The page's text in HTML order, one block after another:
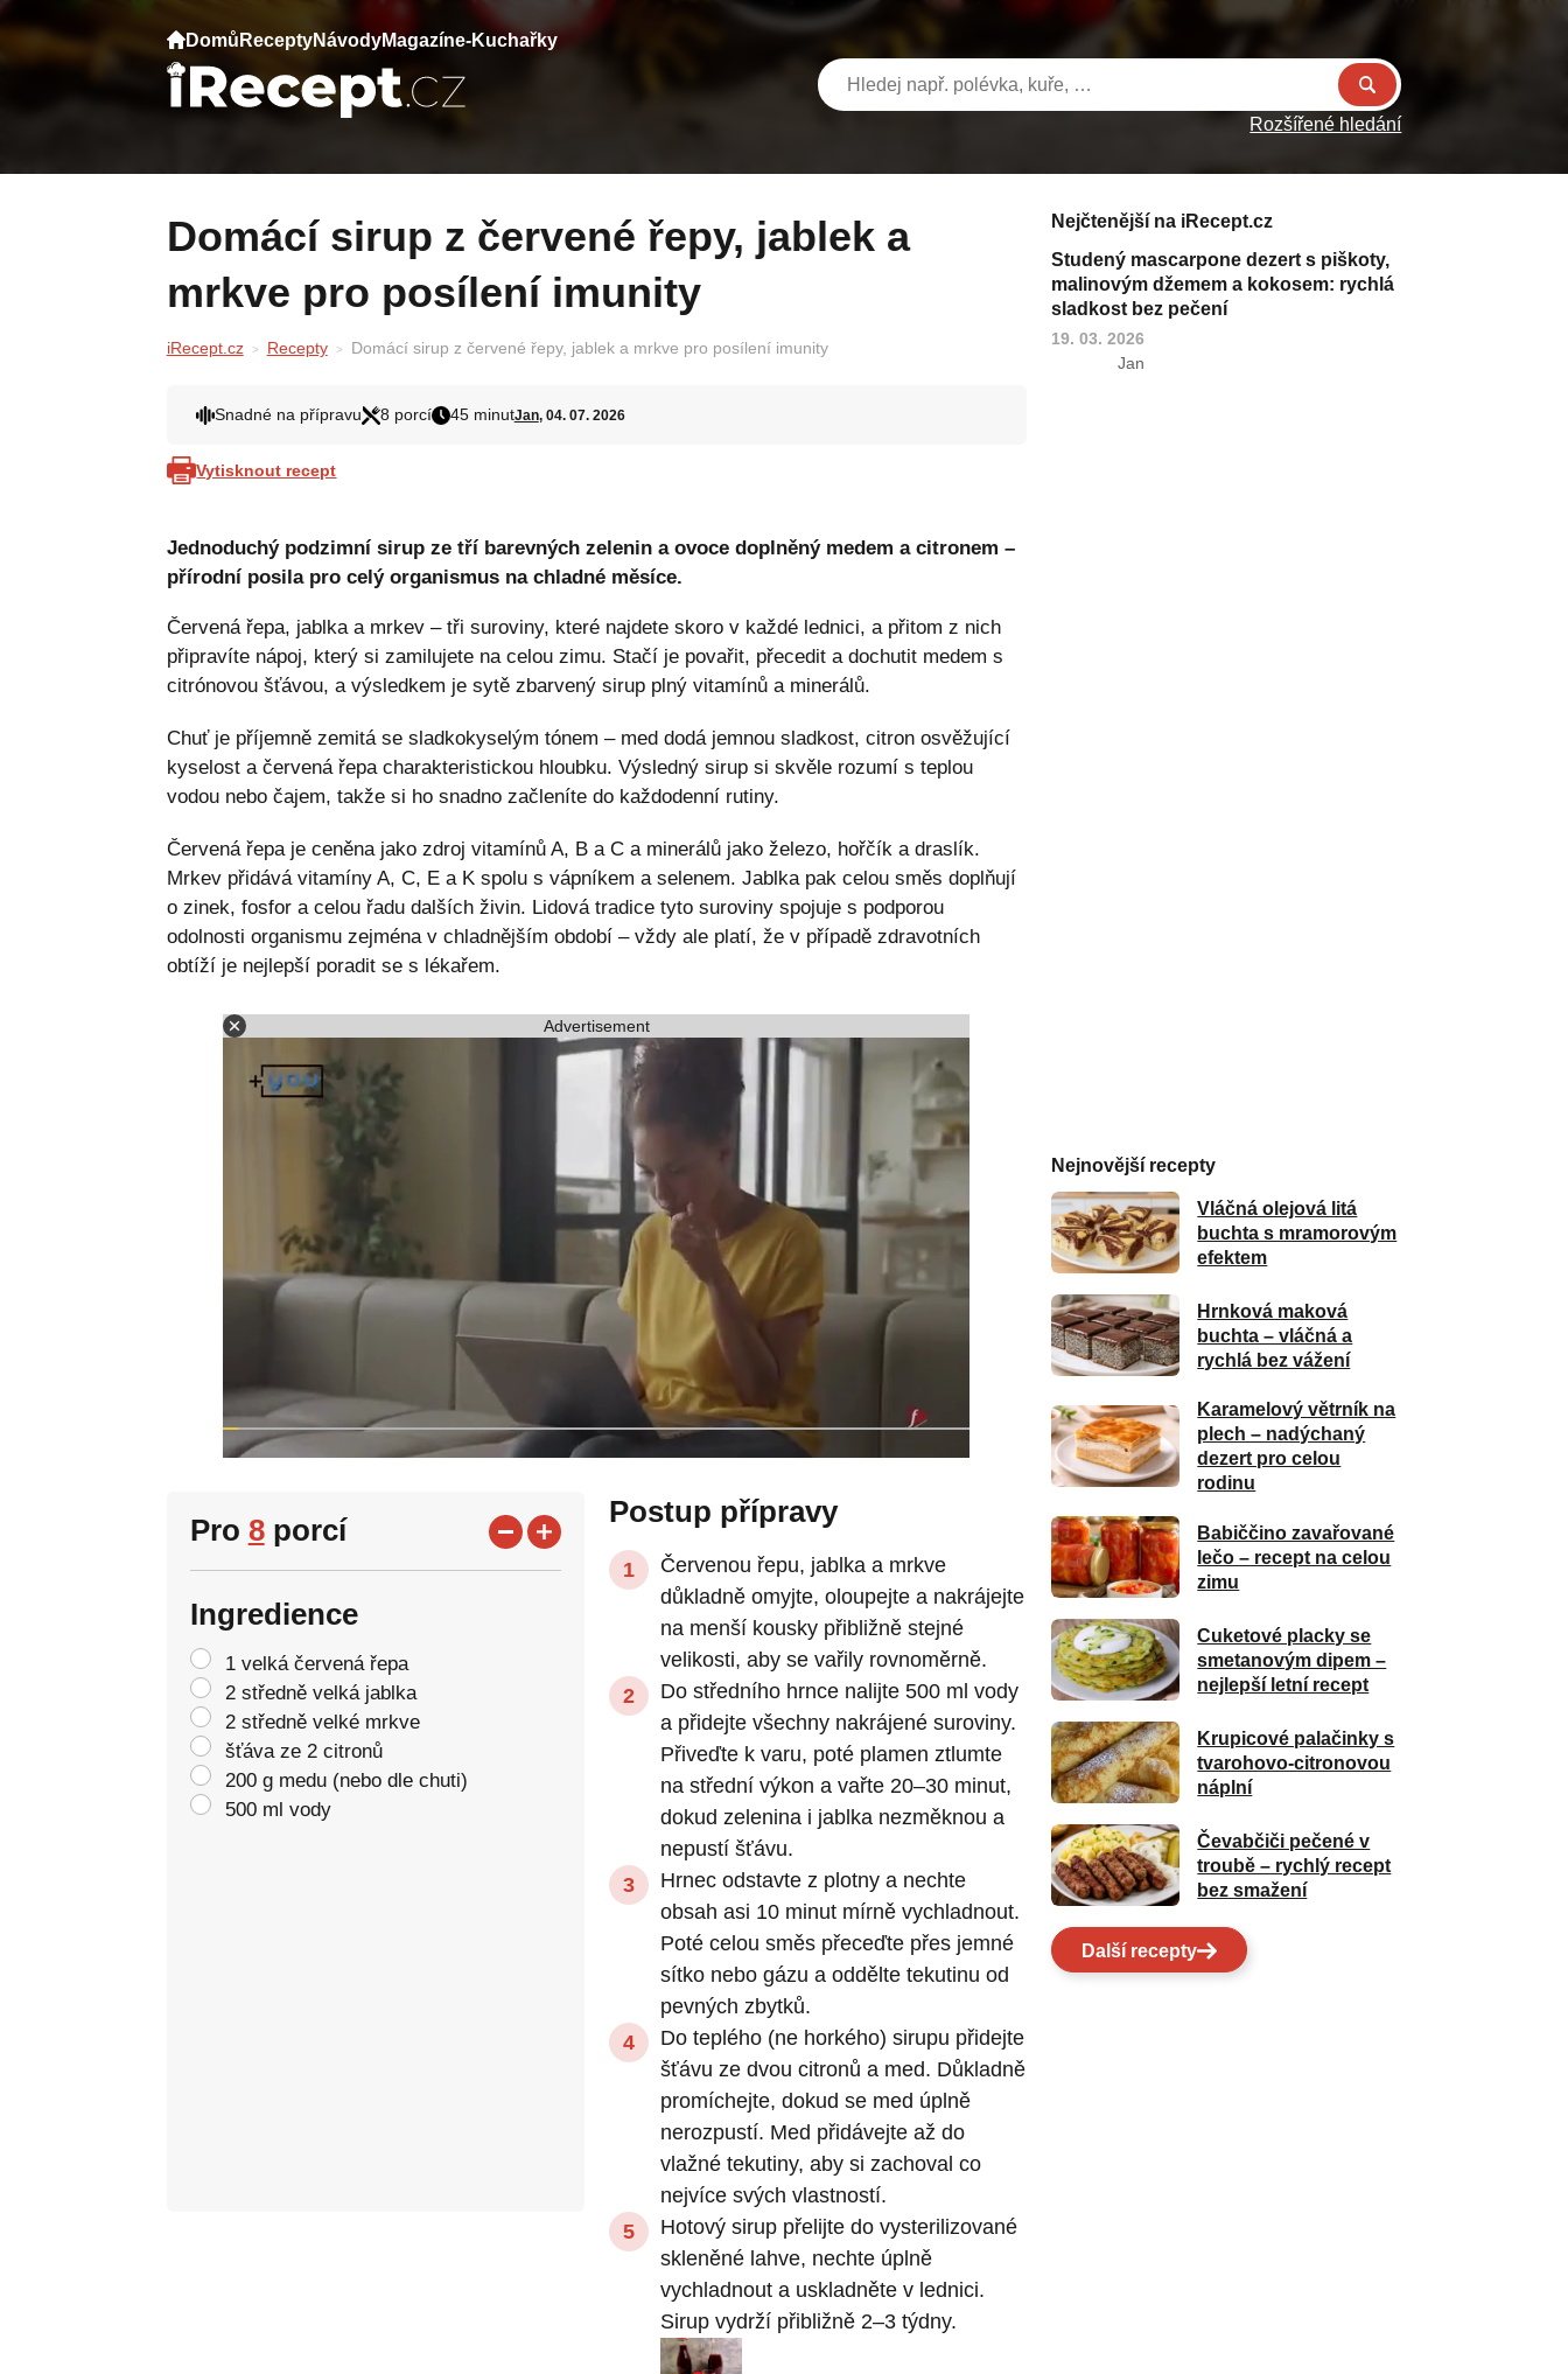
Domů ReceptyNávodyMagazíne-Kuchařky
Rozšířené hledání
Domácí sirup z červené řepy, jablek a
mrkve pro posílení imunity
iRecept.cz Recepty Domácí sirup z červené řepy, jablek a mrkve pro posílení imunity
Snadné na přípravu 8 porcí 45 minutJan, 04. 07. 2026
Vytisknout recept
Jednoduchý podzimní sirup ze tří barevných zelenin a ovoce doplněný medem a citronem –
přírodní posila pro celý organismus na chladné měsíce.
Červená řepa, jablka a mrkev – tři suroviny, které najdete skoro v každé lednici, a přitom z nich
připravíte nápoj, který si zamilujete na celou zimu. Stačí je povařit, přecedit a dochutit medem s
citrónovou šťávou, a výsledkem je sytě zbarvený sirup plný vitamínů a minerálů.
Chuť je příjemně zemitá se sladkokyselým tónem – med dodá jemnou sladkost, citron osvěžující
kyselost a červená řepa charakteristickou hloubku. Výsledný sirup si skvěle rozumí s teplou
vodou nebo čajem, takže si ho snadno začleníte do každodenní rutiny.
Červená řepa je ceněna jako zdroj vitamínů A, B a C a minerálů jako železo, hořčík a draslík.
Mrkev přidává vitamíny A, C, E a K spolu s vápníkem a selenem. Jablka pak celou směs doplňují
o zinek, fosfor a celou řadu dalších živin. Lidová tradice tyto suroviny spojuje s podporou
odolnosti organismu zejména v chladnějším období – vždy ale platí, že v případě zdravotních
obtíží je nejlepší poradit se s lékařem.
Advertisement
Pro 8porcí
Ingredience
1 velká červená řepa
2 středně velká jablka
2 středně velké mrkve
šťáva ze 2 citronů
200 g medu (nebo dle chuti)
500 ml vody
Postup přípravy
Červenou řepu, jablka a mrkve
důkladně omyjte, oloupejte a nakrájejte
na menší kousky přibližně stejné
velikosti, aby se vařily rovnoměrně.
Do středního hrnce nalijte 500 ml vody
a přidejte všechny nakrájené suroviny.
Přiveďte k varu, poté plamen ztlumte
na střední výkon a vařte 20–30 minut,
dokud zelenina i jablka nezměknou a
nepustí šťávu.
Hrnec odstavte z plotny a nechte
obsah asi 10 minut mírně vychladnout.
Poté celou směs přeceďte přes jemné
sítko nebo gázu a oddělte tekutinu od
pevných zbytků.
Do teplého (ne horkého) sirupu přidejte
šťávu ze dvou citronů a med. Důkladně
promíchejte, dokud se med úplně
nerozpustí. Med přidávejte až do
vlažné tekutiny, aby si zachoval co
nejvíce svých vlastností.
Hotový sirup přelijte do vysterilizované
skleněné lahve, nechte úplně
vychladnout a uskladněte v lednici.
Sirup vydrží přibližně 2–3 týdny.
Nejčtenější na iRecept.cz
Studený mascarpone dezert s piškoty,
malinovým džemem a kokosem: rychlá
sladkost bez pečení
19. 03. 2026
Jan
Nejnovější recepty
Vláčná olejová litá
buchta s mramorovým
efektem
Hrnková maková
buchta – vláčná a
rychlá bez vážení
Karamelový větrník na
plech – nadýchaný
dezert pro celou
rodinu
Babiččino zavařované
lečo – recept na celou
zimu
Cuketové placky se
smetanovým dipem –
nejlepší letní recept
Krupicové palačinky s
tvarohovo-citronovou
náplní
Čevabčiči pečené v
troubě – rychlý recept
bez smažení
Další recepty